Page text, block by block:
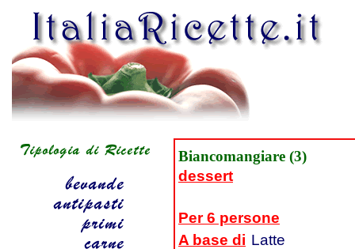
Biancomangiare (3)
dessert
Per 6 persone
A base di Latte